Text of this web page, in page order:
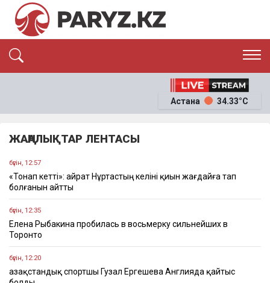
ЭКОНОМИКА
ОҚИҒА
Астана 34.33°C
ЖАҢАЛЫҚТАР ЛЕНТАСЫ
бүгін, 12:57
«Тонап кетті»: Қайрат Нұртастың келіні қиын жағдайға тап
болғанын айтты
бүгін, 12:35
Елена Рыбакина пробилась в восьмерку сильнейших в
Торонто
бүгін, 12:20
Қазақстандық спортшы Гузал Ергешева Англияда қайтыс